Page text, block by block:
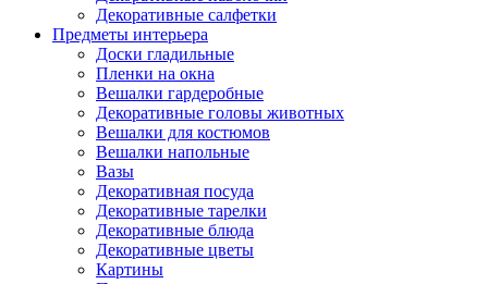
Декоративные салфетки
Предметы интерьера
Доски гладильные
Пленки на окна
Вешалки гардеробные
Декоративные головы животных
Вешалки для костюмов
Вешалки напольные
Вазы
Декоративная посуда
Декоративные тарелки
Декоративные блюда
Декоративные цветы
Картины